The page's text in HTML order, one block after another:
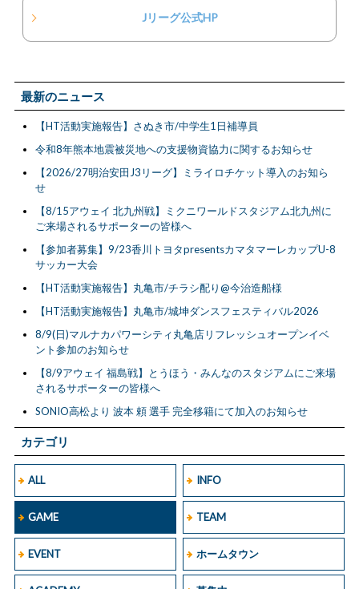
カテゴリ
ALL INFO
GAME TEAM
EVENT ホームタウン
Jリーグ公式HP
最新のニュース
【HT活動実施報告】さぬき市/中学生1日補導員
令和8年熊本地震被災地への支援物資協力に関するお知らせ
【2026/27明治安田J3リーグ】ミライロチケット導入のお知ら
せ
【8/15アウェイ 北九州戦】ミクニワールドスタジアム北九州に
ご来場されるサポーターの皆様へ
【参加者募集】9/23香川トヨタpresentsカマタマーレカップU-8
サッカー大会
【HT活動実施報告】丸亀市/チラシ配り@今治造船様
【HT活動実施報告】丸亀市/城坤ダンスフェスティバル2026
8/9(日)マルナカパワーシティ丸亀店リフレッシュオープンイベ
ント参加のお知らせ
【8/9アウェイ 福島戦】とうほう・みんなのスタジアムにご来場
されるサポーターの皆様へ
SONIO高松より 波本 頼 選手 完全移籍にて加入のお知らせ